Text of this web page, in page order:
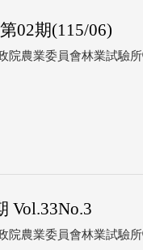
02期(115/06)
院農業委員會林業試驗所
Vol.33No.3
院農業委員會林業試驗所